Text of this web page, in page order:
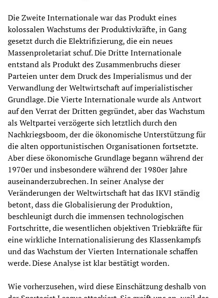
Die Zweite Internationale war das Produkt eines
kolossalen Wachstums der Produktivkräfte, in Gang
gesetzt durch die Elektrifizierung, die ein neues
Massenproletariat schuf. Die Dritte Internationale
entstand als Produkt des Zusammenbruchs dieser
Parteien unter dem Druck des Imperialismus und der
Verwandlung der Weltwirtschaft auf imperialistischer
Grundlage. Die Vierte Internationale wurde als Antwort
auf den Verrat der Dritten gegründet, aber das Wachstum
als Weltpartei verzögerte sich letztlich durch den
Nachkriegsboom, der die ökonomische Unterstützung für
die alten opportunistischen Organisationen fortsetzte.
Aber diese ökonomische Grundlage begann während der
1970er und insbesondere während der 1980er Jahre
auseinanderzubrechen. In seiner Analyse der
Veränderungen der Weltwirtschaft hat das IKVI ständig
betont, dass die Globalisierung der Produktion,
beschleunigt durch die immensen technologischen
Fortschritte, die wesentlichen objektiven Triebkräfte für
eine wirkliche Internationalisierung des Klassenkampfs
und das Wachstum der Vierten Internationale schaffen
werde. Diese Analyse ist klar bestätigt worden.
Wie vorherzusehen, wird diese Einschätzung deshalb von